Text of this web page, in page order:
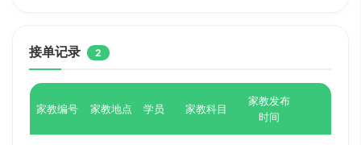
接单记录 2
家教编号 家教地点 学员 家教科目
家教发布
时间